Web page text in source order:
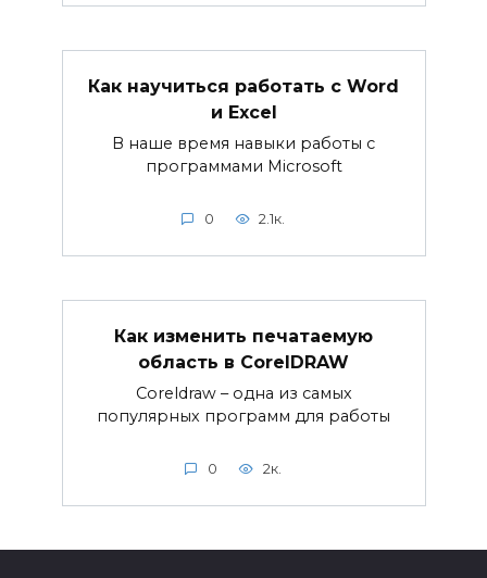
Как научиться работать с Word
и Excel
В наше время навыки работы с
программами Microsoft
0 2.1к.
Как изменить печатаемую
область в CorelDRAW
Coreldraw – одна из самых
популярных программ для работы
0 2к.